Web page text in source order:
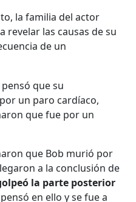
la familia del actor
revelar las causas de su
de un
que su
un paro cardíaco,
que fue por un
que Bob murió por
a la conclusión de
la parte posterior
en ello y se fue a